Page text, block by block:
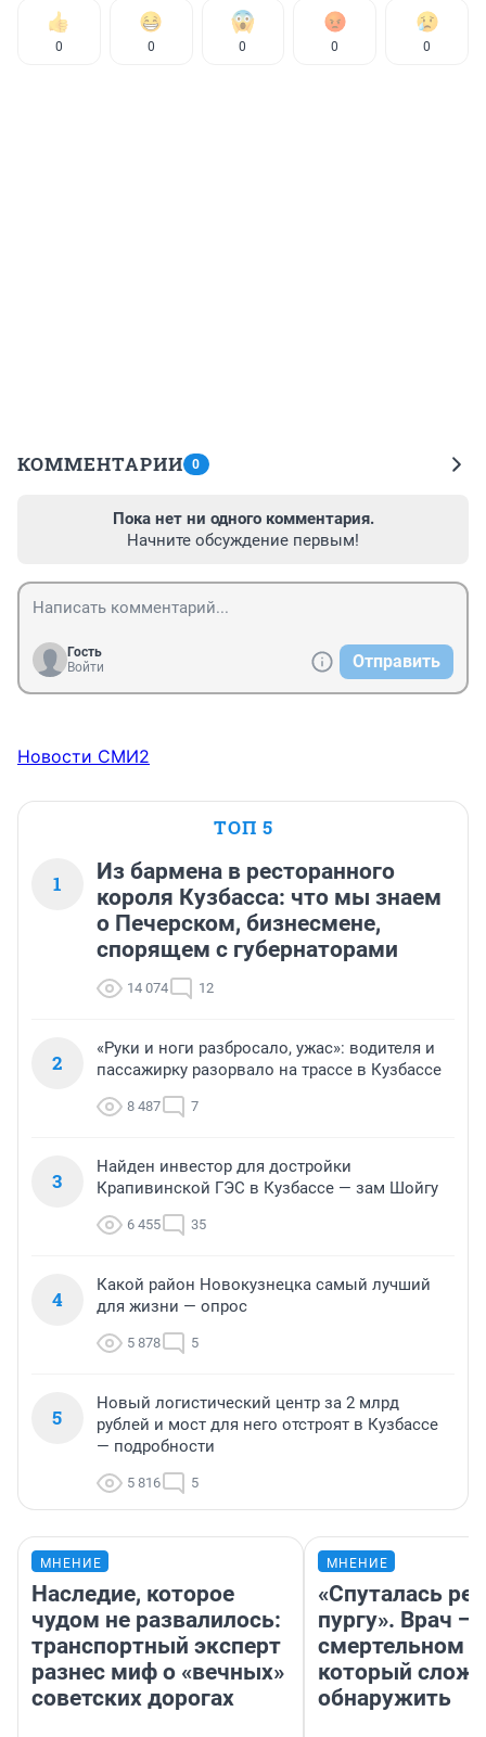
0 0 0 0 0
КОММЕНТАРИИ 0
Пока нет ни одного комментария.
Начните обсуждение первым!
Гость
Войти
Отправить
Новости СМИ2
ТОП 5
1
Из бармена в ресторанного
короля Кузбасса: что мы знаем
о Печерском, бизнесмене,
спорящем с губернаторами
14 074 12
2
«Руки и ноги разбросало, ужас»: водителя и
пассажирку разорвало на трассе в Кузбассе
8 487 7
3
Найден инвестор для достройки
Крапивинской ГЭС в Кузбассе — зам Шойгу
6 455 35
4
Какой район Новокузнецка самый лучший
для жизни — опрос
5 878 5
5
Новый логистический центр за 2 млрд
рублей и мост для него отстроят в Кузбассе
— подробности
5 816 5
МНЕНИЕ
Наследие, которое
чудом не развалилось:
транспортный эксперт
разнес миф о «вечных»
советских дорогах
МНЕНИЕ
«Спуталась
пургу». Врач —
смертельном
который
обнаружить